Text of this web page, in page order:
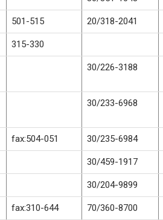
501-515 20/318-2041
315-330
30/226-3188
30/233-6968
fax:504-051 30/235-6984
30/459-1917
30/204-9899
fax:310-644 70/360-8700